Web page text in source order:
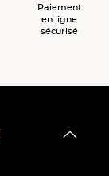
Paiement
en ligne
sécurisé